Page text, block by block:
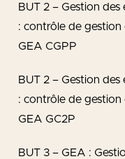
BUT 2 – Gestion
: contrôle de
GEA CGPP
BUT 2 – Gestion
: contrôle de
GEA GC2P
BUT 3 – GEA :